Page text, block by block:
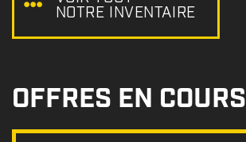
NOTRE INVENTAIRE
OFFRES EN COURS